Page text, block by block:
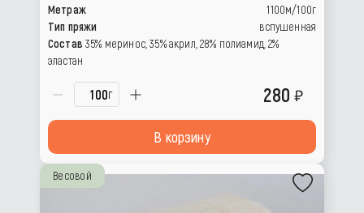
Метраж
1100м/100г
Тип пряжи
вспушенная
Состав 35% меринос, 35% акрил, 28% полиамид, 2%
эластан
г 280
В корзину
Весовой